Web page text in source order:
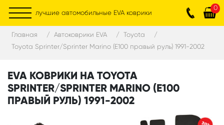
лучшие автомобильные EVA коврики
0
Главная Автоковрики EVA
Toyota
Toyota Sprinter/Sprinter Marino (E100 правый руль) 1991-2002
EVA КОВРИКИ НА TOYOTA
SPRINTER/SPRINTER MARINO (E100
ПРАВЫЙ РУЛЬ) 1991-2002